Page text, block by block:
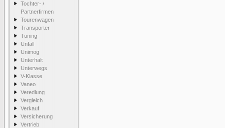
Tochter- /
Partnerfirmen
Tourenwagen
Transporter
Tuning
Unfall
Unimog
Unterhalt
Unterwegs
V-Klasse
Vaneo
Veredlung
Vergleich
Verkauf
Versicherung
Vertrieb